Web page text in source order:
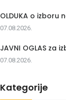
OLDUKA o
07.08.2026.
JAVNI OGLAS za
07.08.2026.
Kategorije